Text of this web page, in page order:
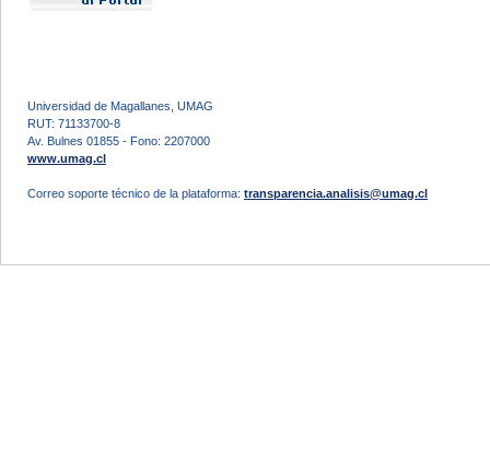
Universidad de Magallanes, UMAG
RUT: 71133700-8
Av. Bulnes 01855 - Fono: 2207000
www.umag.cl
Correo soporte técnico de la plataforma: transparencia.analisis@umag.cl